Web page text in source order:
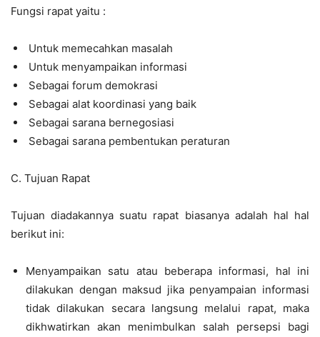
Fungsi rapat yaitu :
Untuk memecahkan masalah
Untuk menyampaikan informasi
Sebagai forum demokrasi
Sebagai alat koordinasi yang baik
Sebagai sarana bernegosiasi
Sebagai sarana pembentukan peraturan
C. Tujuan Rapat
Tujuan diadakannya suatu rapat biasanya adalah hal hal
berikut ini:
Menyampaikan satu atau beberapa informasi, hal ini
dilakukan dengan maksud jika penyampaian informasi
tidak dilakukan secara langsung melalui rapat, maka
dikhwatirkan akan menimbulkan salah persepsi bagi